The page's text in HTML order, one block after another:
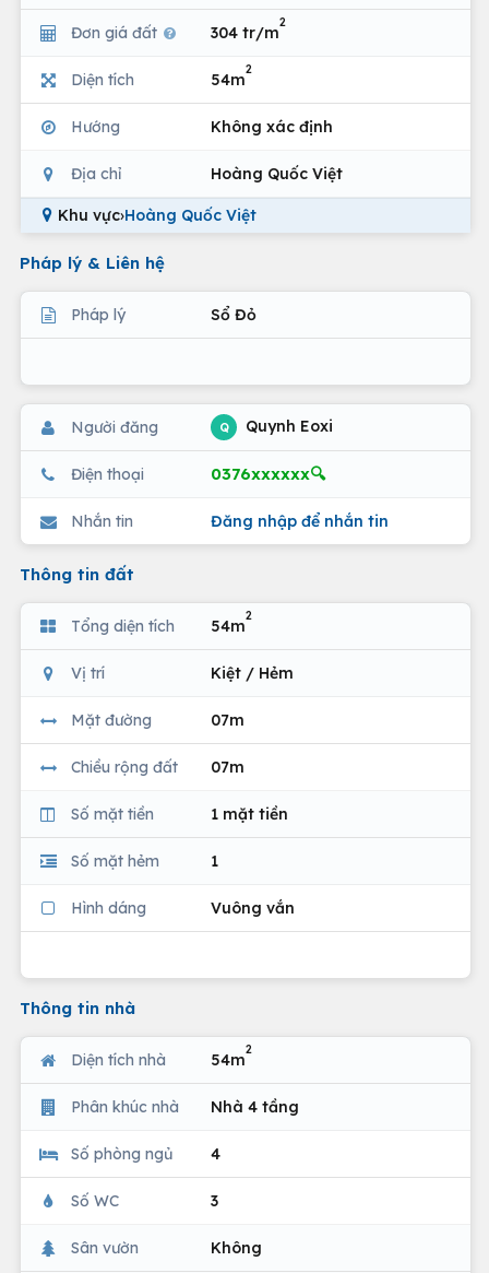
Đơn giá đất 304 tr/m
2
Diện tích 54m
2
Hướng Không xác định
Địa chỉ Hoàng Quốc Việt
Khu vực›Hoàng Quốc Việt
Pháp lý & Liên hệ
Pháp lý Sổ Đỏ
Người đăng Q Quynh Eoxi
Điện thoại 0376xxxxxx🔍
Nhắn tin Đăng nhập để nhắn tin
Thông tin đất
Tổng diện tích 54m
2
Vị trí Kiệt / Hẻm
Mặt đường 07m
Chiều rộng đất 07m
Số mặt tiền 1 mặt tiền
Số mặt hẻm 1
Hình dáng Vuông vắn
Thông tin nhà
Diện tích nhà 54m
2
Phân khúc nhà Nhà 4 tầng
Số phòng ngủ 4
Số WC 3
Sân vườn Không